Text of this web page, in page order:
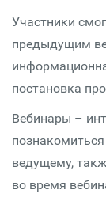
Участники
предыдущим
постановка
Вебинары –
ведущему,
во время